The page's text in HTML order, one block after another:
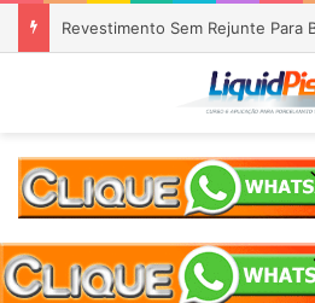
Piso Epóxi em Banheiro Anália